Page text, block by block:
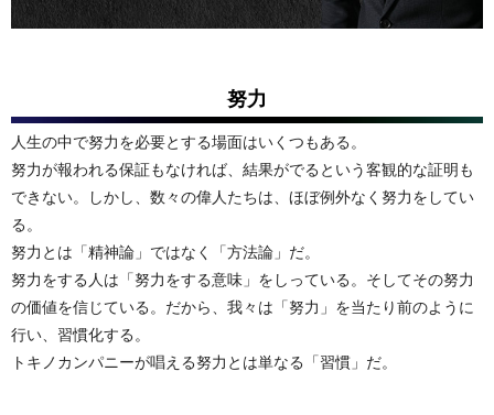
努力
人生の中で努力を必要とする場面はいくつもある。
努力が報われる保証もなければ、結果がでるという客観的な証明も
できない。しかし、数々の偉人たちは、ほぼ例外なく努力をしてい
る。
努力とは「精神論」ではなく「方法論」だ。
努力をする人は「努力をする意味」をしっている。そしてその努力
の価値を信じている。だから、我々は「努力」を当たり前のように
行い、習慣化する。
トキノカンパニーが唱える努力とは単なる「習慣」だ。